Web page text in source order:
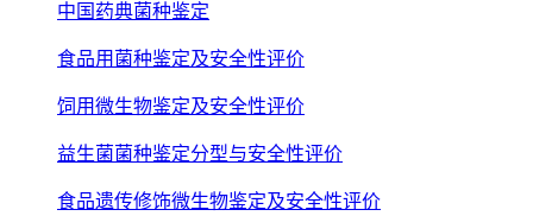
中国药典菌种鉴定
食品用菌种鉴定及安全性评价
饲用微生物鉴定及安全性评价
益生菌菌种鉴定分型与安全性评价
食品遗传修饰微生物鉴定及安全性评价